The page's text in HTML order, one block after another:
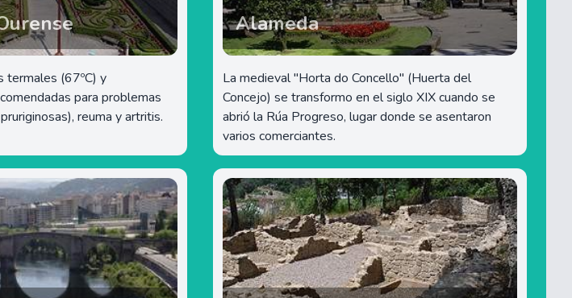
termales (67ºC) y
para problemas
reuma y artritis.
Alameda
La medieval "Horta do Concello" (Huerta del
Concejo) se transformo en el siglo XIX cuando se
abrió la Rúa Progreso, lugar donde se asentaron
varios comerciantes.